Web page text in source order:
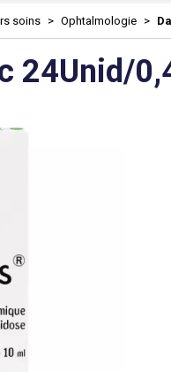
soins Ophtalmologie
24Unid/